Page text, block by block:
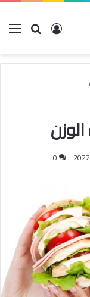
بحث عنتسجيل
0